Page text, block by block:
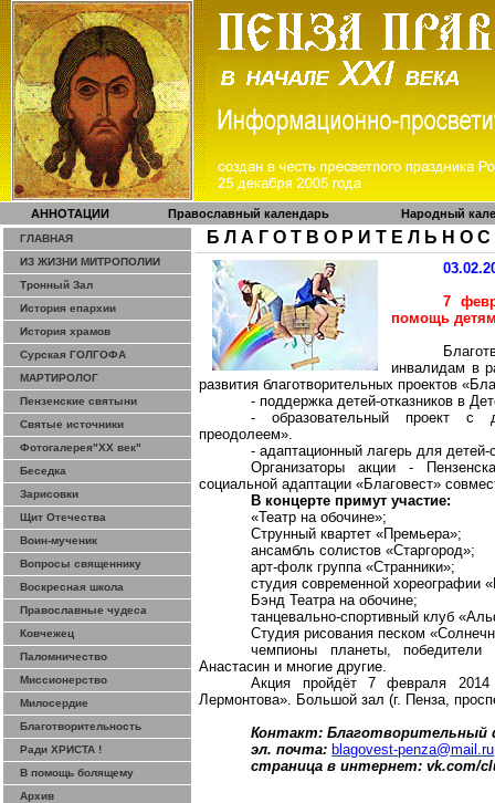
АННОТАЦИИ Православный календарь Народный
ГЛАВНАЯ
ИЗ ЖИЗНИ МИТРОПОЛИИ
Тронный Зал
История епархии
История храмов
Сурская ГОЛГОФА
МАРТИРОЛОГ
Пензенские святыни
Святые источники
Фотогалерея"ХХ век"
Беседка
Зарисовки
Щит Отечества
Воин-мученик
Вопросы священнику
Воскресная школа
Православные чудеса
Ковчежец
Паломничество
Миссионерство
Милосердие
Благотворительность
Ради ХРИСТА !
В помощь болящему
Архив
Б Л А Г О Т В О Р И Т Е Л Ь Н О С
7
помощь
инвалидам в
развития благотворительных проектов
- поддержка детей-отказников в
- образовательный проект с
преодолеем».
- адаптационный лагерь для
Организаторы акции -
социальной адаптации «Благовест»
В концерте примут участие:
«Театр на обочине»;
Струнный квартет «Премьера»;
ансамбль солистов «Старгород»;
арт-фолк группа «Странники»;
студия современной хореографии
Бэнд Театра на обочине;
танцевально-спортивный клуб
Студия рисования песком
чемпионы планеты,
Анастасин и многие другие.
Акция пройдёт 7 февраля
Лермонтова». Большой зал (г. Пенза,
Контакт: Благотворительный
эл. почта: blagovest-penza@mail.ru
страница в интернет: vk.com/